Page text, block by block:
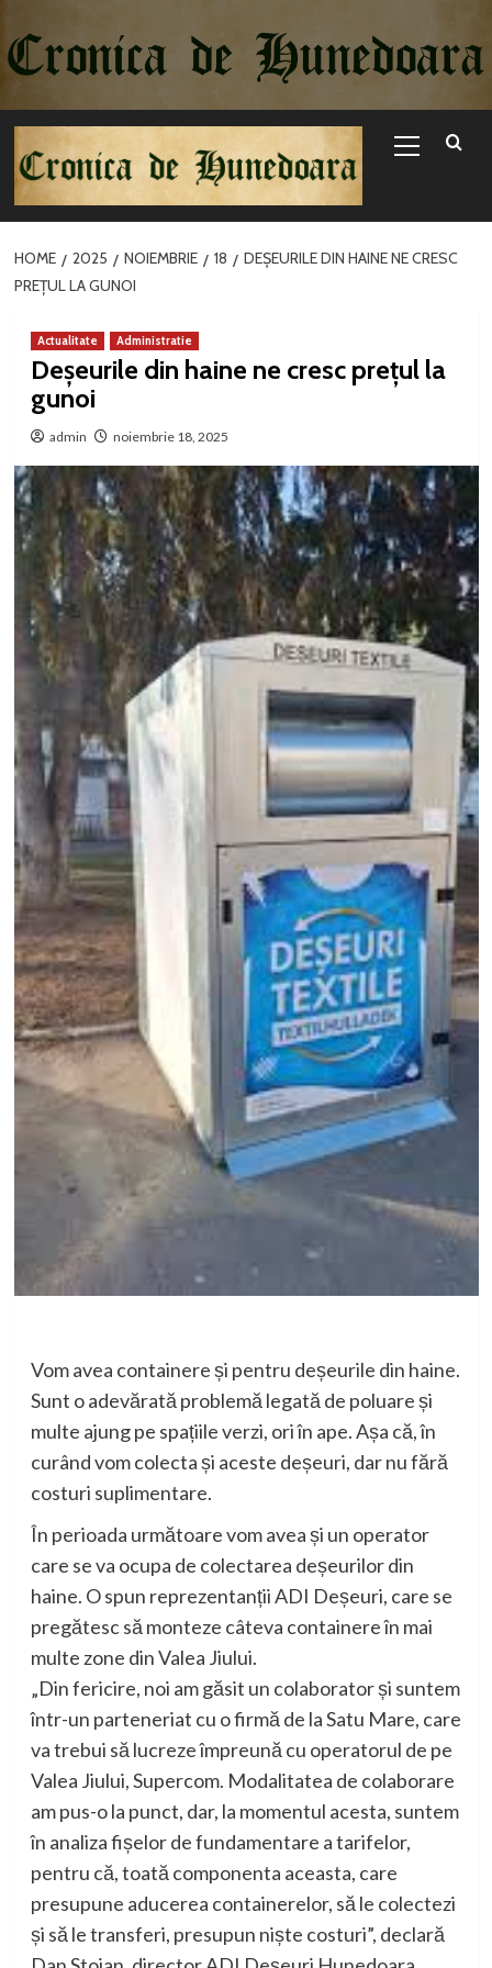
la
conținut
Menu
HOME 2025 NOIEMBRIE 18
DEȘEURILE DIN HAINE NE CRESC
PREȚUL LA GUNOI
Actualitate Administratie
Deșeurile din haine ne cresc prețul la
gunoi
admin noiembrie 18, 2025
Vom avea containere și pentru deșeurile din haine.
Sunt o adevărată problemă legată de poluare și
multe ajung pe spațiile verzi, ori în ape. Așa că, în
curând vom colecta și aceste deșeuri, dar nu fără
costuri suplimentare.
În perioada următoare vom avea și un operator
care se va ocupa de colectarea deșeurilor din
haine. O spun reprezentanții ADI Deșeuri, care se
pregătesc să monteze câteva containere în mai
multe zone din Valea Jiului.
„Din fericire, noi am găsit un colaborator și suntem
într-un parteneriat cu o firmă de la Satu Mare, care
va trebui să lucreze împreună cu operatorul de pe
Valea Jiului, Supercom. Modalitatea de colaborare
am pus-o la punct, dar, la momentul acesta, suntem
în analiza fișelor de fundamentare a tarifelor,
pentru că, toată componenta aceasta, care
presupune aducerea containerelor, să le colectezi
și să le transferi, presupun niște costuri”, declară